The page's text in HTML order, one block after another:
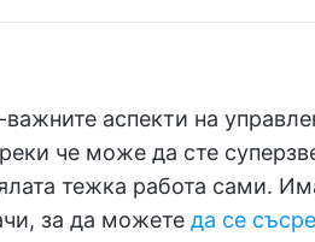
аспекти на
че може да сте
тежка работа сами.
за да можете да се